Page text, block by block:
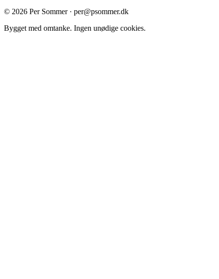
© 2026 Per Sommer · per@psommer.dk
Bygget med omtanke. Ingen unødige cookies.